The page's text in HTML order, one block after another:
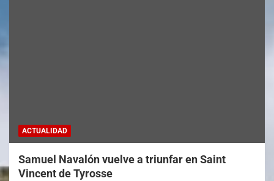
ACTUALIDAD
Samuel Navalón vuelve a triunfar en Saint
Vincent de Tyrosse